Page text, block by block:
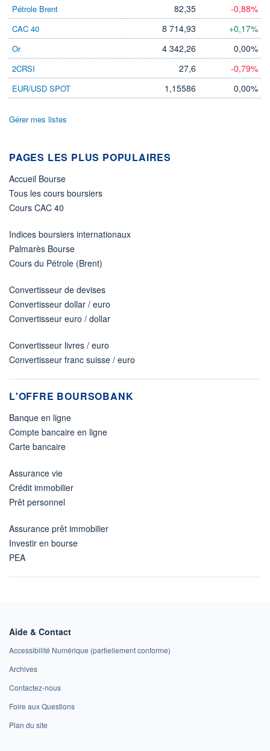
INDICE DE RÉFÉRENCE
NASDAQ Composite
0,1791
CLÔTURE VEILLE
0,1862
0,1950 0,1750
VALORISATION
0,0000 0,0000
RENDEMENT
-
07.08.26 / 21:59:33
ÉLIGIBILITÉ
Non éligible
Boursobank
Pétrole Brent
82,35 -0,88%
CAC 40 8 714,93 +0,17%
Or 4 342,26 0,00%
2CRSI 27,6 -0,79%
EUR/USD SPOT 1,15586 0,00%
Gérer mes listes
PAGES LES PLUS POPULAIRES
Accueil Bourse
Tous les cours boursiers
Cours CAC 40
Indices boursiers internationaux
Palmarès Bourse
Cours du Pétrole (Brent)
Convertisseur de devises
Convertisseur dollar / euro
Convertisseur euro / dollar
Convertisseur livres / euro
Convertisseur franc suisse / euro
L'OFFRE BOURSOBANK
Banque en ligne
Compte bancaire en ligne
Carte bancaire
Assurance vie
Crédit immobilier
Prêt personnel
Assurance prêt immobilier
Investir en bourse
PEA
Aide & Contact
Accessibilité Numérique (partiellement conforme)
Archives
Contactez-nous
Foire aux Questions
Plan du site